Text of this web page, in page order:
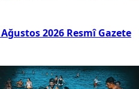
2026 Resmî Gazete